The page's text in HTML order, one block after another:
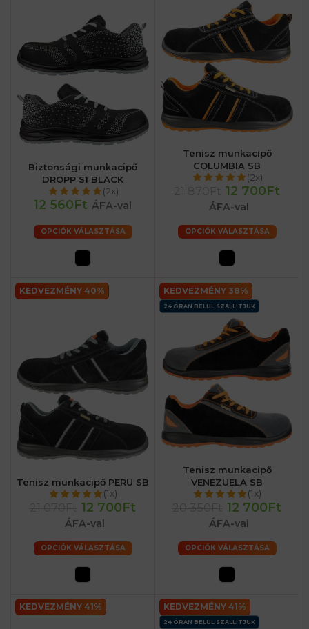
Biztonsági munkacipő
DROPP S1 BLACK
(2x)
12 560Ft ÁFA-val
OPCIÓK VÁLASZTÁSA
Tenisz munkacipő
COLUMBIA SB
(2x)
12 700Ft
ÁFA-val
OPCIÓK VÁLASZTÁSA
KEDVEZMÉNY 40%
Tenisz munkacipő PERU SB
(1x)
12 700Ft
ÁFA-val
OPCIÓK VÁLASZTÁSA
KEDVEZMÉNY 38%
24 ÓRÁN BELÜL SZÁLLÍTJUK
Tenisz munkacipő
VENEZUELA SB
(1x)
12 700Ft
ÁFA-val
OPCIÓK VÁLASZTÁSA
KEDVEZMÉNY 41% KEDVEZMÉNY 41%
24 ÓRÁN BELÜL SZÁLLÍTJUK